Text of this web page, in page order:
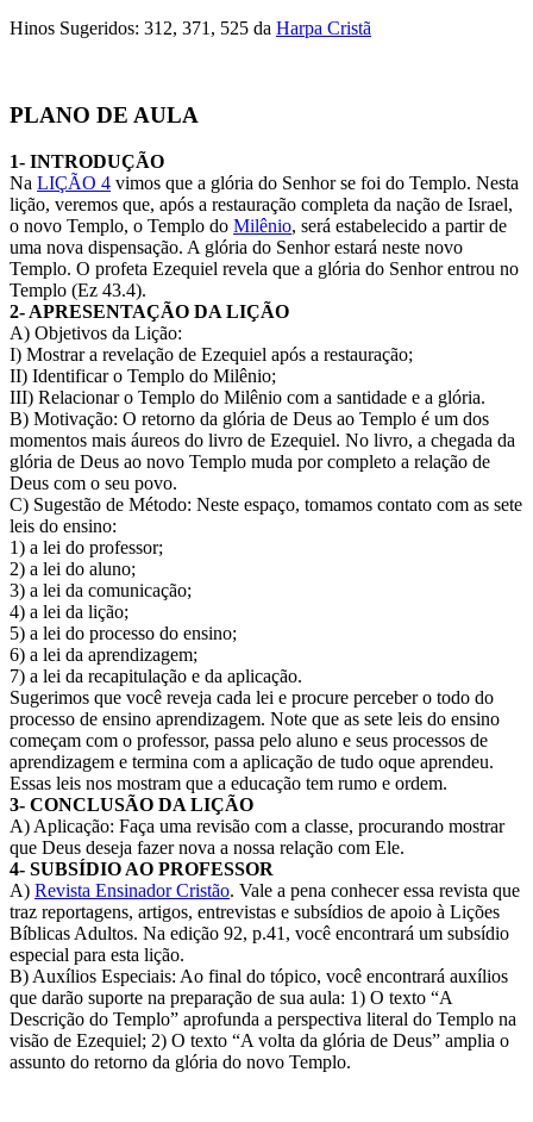
Hinos Sugeridos: 312, 371, 525 da Harpa Cristã
PLANO DE AULA
1- INTRODUÇÃO
Na LIÇÃO 4 vimos que a glória do Senhor se foi do Templo. Nesta
lição, veremos que, após a restauração completa da nação de Israel,
o novo Templo, o Templo do Milênio, será estabelecido a partir de
uma nova dispensação. A glória do Senhor estará neste novo
Templo. O profeta Ezequiel revela que a glória do Senhor entrou no
Templo (Ez 43.4).
2- APRESENTAÇÃO DA LIÇÃO
A) Objetivos da Lição:
I) Mostrar a revelação de Ezequiel após a restauração;
II) Identificar o Templo do Milênio;
III) Relacionar o Templo do Milênio com a santidade e a glória.
B) Motivação: O retorno da glória de Deus ao Templo é um dos
momentos mais áureos do livro de Ezequiel. No livro, a chegada da
glória de Deus ao novo Templo muda por completo a relação de
Deus com o seu povo.
C) Sugestão de Método: Neste espaço, tomamos contato com as sete
leis do ensino:
1) a lei do professor;
2) a lei do aluno;
3) a lei da comunicação;
4) a lei da lição;
5) a lei do processo do ensino;
6) a lei da aprendizagem;
7) a lei da recapitulação e da aplicação.
Sugerimos que você reveja cada lei e procure perceber o todo do
processo de ensino aprendizagem. Note que as sete leis do ensino
começam com o professor, passa pelo aluno e seus processos de
aprendizagem e termina com a aplicação de tudo oque aprendeu.
Essas leis nos mostram que a educação tem rumo e ordem.
3- CONCLUSÃO DA LIÇÃO
A) Aplicação: Faça uma revisão com a classe, procurando mostrar
que Deus deseja fazer nova a nossa relação com Ele.
4- SUBSÍDIO AO PROFESSOR
A) Revista Ensinador Cristão. Vale a pena conhecer essa revista que
traz reportagens, artigos, entrevistas e subsídios de apoio à Lições
Bíblicas Adultos. Na edição 92, p.41, você encontrará um subsídio
especial para esta lição.
B) Auxílios Especiais: Ao final do tópico, você encontrará auxílios
que darão suporte na preparação de sua aula: 1) O texto “A
Descrição do Templo” aprofunda a perspectiva literal do Templo na
visão de Ezequiel; 2) O texto “A volta da glória de Deus” amplia o
assunto do retorno da glória do novo Templo.